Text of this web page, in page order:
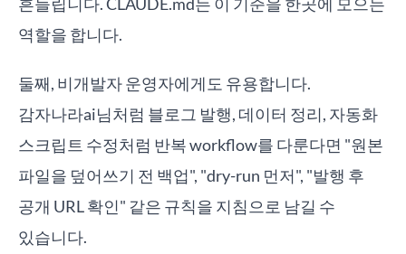
역할을 합니다.
둘째, 비개발자 운영자에게도 유용합니다.
감자나라ai님처럼 블로그 발행, 데이터 정리, 자동화
스크립트 수정처럼 반복 workflow를 다룬다면 "원본
파일을 덮어쓰기 전 백업", "dry-run 먼저", "발행 후
공개 URL 확인" 같은 규칙을 지침으로 남길 수
있습니다.